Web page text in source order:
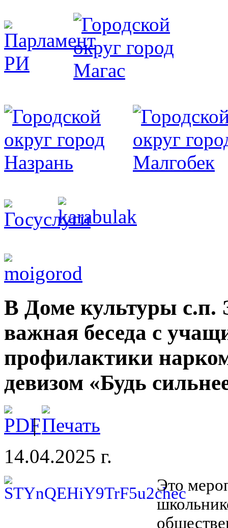
В Доме культуры с.п.
важная беседа с
профилактики
девизом «Будь
|
14.04.2025 г.
Это